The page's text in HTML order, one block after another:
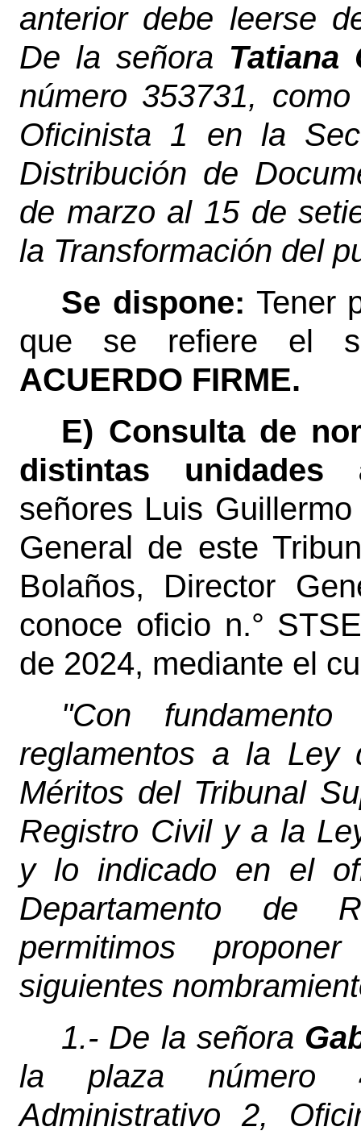
anterior debe leerse
De la señora Tatiana
número 353731,
Oficinista 1 en la
Distribución de
de marzo al 15 de
la Transformación del
Se dispone: Tener
que se refiere el
ACUERDO FIRME.
E) Consulta de
distintas unidades
señores Luis
General de este
Bolaños, Director
conoce oficio n.°
de 2024, mediante el
"Con
reglamentos a la Ley
Méritos del Tribunal
Registro Civil y a la
y lo indicado en el
Departamento de
permitimos
siguientes
1.- De la señora
la plaza número
Administrativo 2,